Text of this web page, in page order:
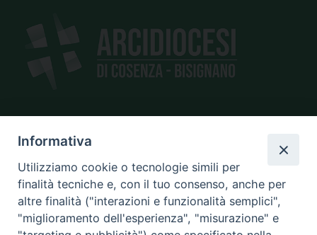
SEDE
piazza Giano Parrasio, 16
87100 Cosenza
Informativa
Utilizziamo cookie o tecnologie simili per
finalità tecniche e, con il tuo consenso, anche per
altre finalità ("interazioni e funzionalità semplici",
"miglioramento dell'esperienza", "misurazione" e